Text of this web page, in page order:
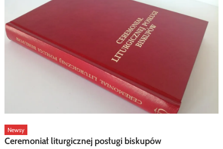
Newsy
Ceremoniał liturgicznej posługi biskupów